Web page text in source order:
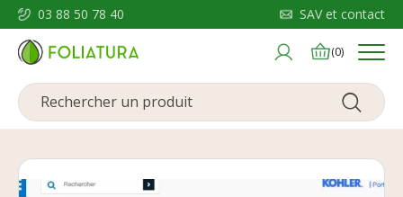
03 88 50 78 40 SAV et contact
(0) Menu